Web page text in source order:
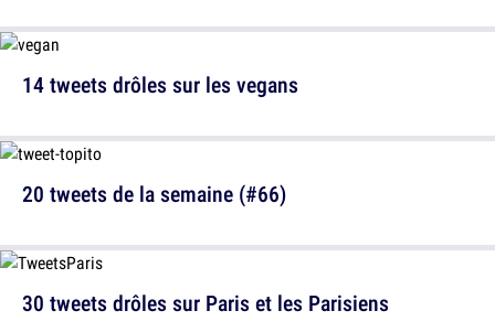
14 tweets drôles sur les vegans
30 tweets drôles sur Paris et les Parisiens
20 tweets de la semaine (#66)